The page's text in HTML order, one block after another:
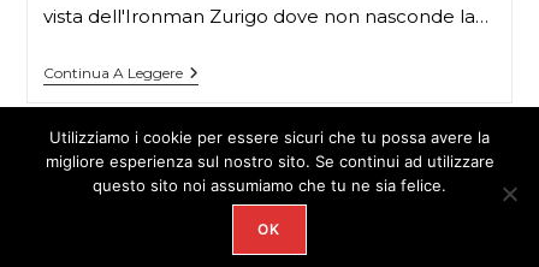
vista dell'Ironman Zurigo dove non nasconde la…
Continua A Leggere
COPYRIGHT 2026 - ENDORFINA
Utilizziamo i cookie per essere sicuri che tu possa avere la
migliore esperienza sul nostro sito. Se continui ad utilizzare
questo sito noi assumiamo che tu ne sia felice.
OK